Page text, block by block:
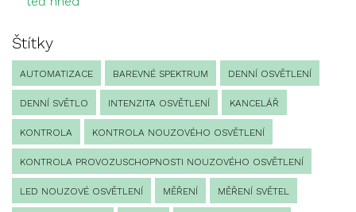
Štítky
AUTOMATIZACE BAREVNÉ SPEKTRUM DENNÍ OSVĚTLENÍ
DENNÍ SVĚTLO INTENZITA OSVĚTLENÍ KANCELÁŘ
KONTROLA KONTROLA NOUZOVÉHO OSVĚTLENÍ
KONTROLA PROVOZUSCHOPNOSTI NOUZOVÉHO OSVĚTLENÍ
LED NOUZOVÉ OSVĚTLENÍ MĚŘENÍ MĚŘENÍ SVĚTEL